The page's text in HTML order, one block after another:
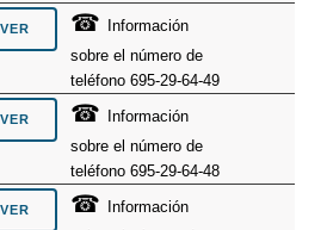
☎ Información
sobre el número de
teléfono 695-29-64-49
☎ Información
sobre el número de
teléfono 695-29-64-48
☎ Información